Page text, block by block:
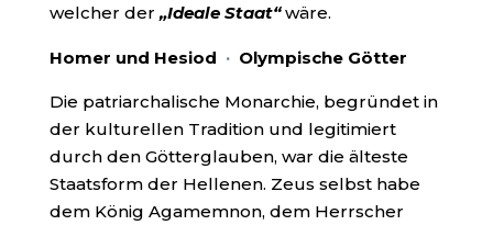
welcher der „Ideale Staat“wäre.
Homer und Hesiod · Olympische Götter
Die patriarchalische Monarchie, begründet in
der kulturellen Tradition und legitimiert
durch den Götterglauben, war die älteste
Staatsform der Hellenen. Zeus selbst habe
dem König Agamemnon, dem Herrscher